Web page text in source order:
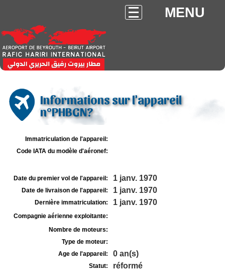
MENU
Informations sur l'appareil
n°PHBGN?
Immatriculation de l'appareil:
Code IATA du modèle d'aéronef:
Date du premier vol de l'appareil: 1 janv. 1970
Date de livraison de l'appareil: 1 janv. 1970
Dernière immatriculation: 1 janv. 1970
Compagnie aérienne exploitante:
Nombre de moteurs:
Type de moteur:
Age de l'appareil:
0 an(s)
Statut: réformé